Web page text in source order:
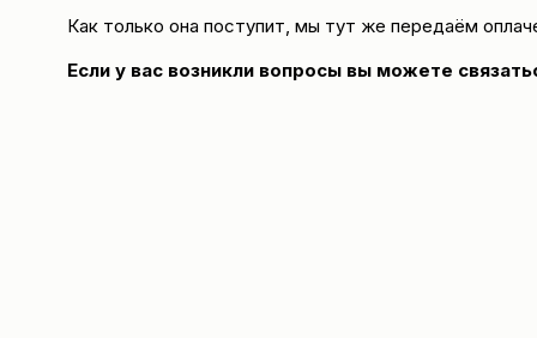
Как только она поступит, мы тут же передаём
Если у вас возникли вопросы вы можете